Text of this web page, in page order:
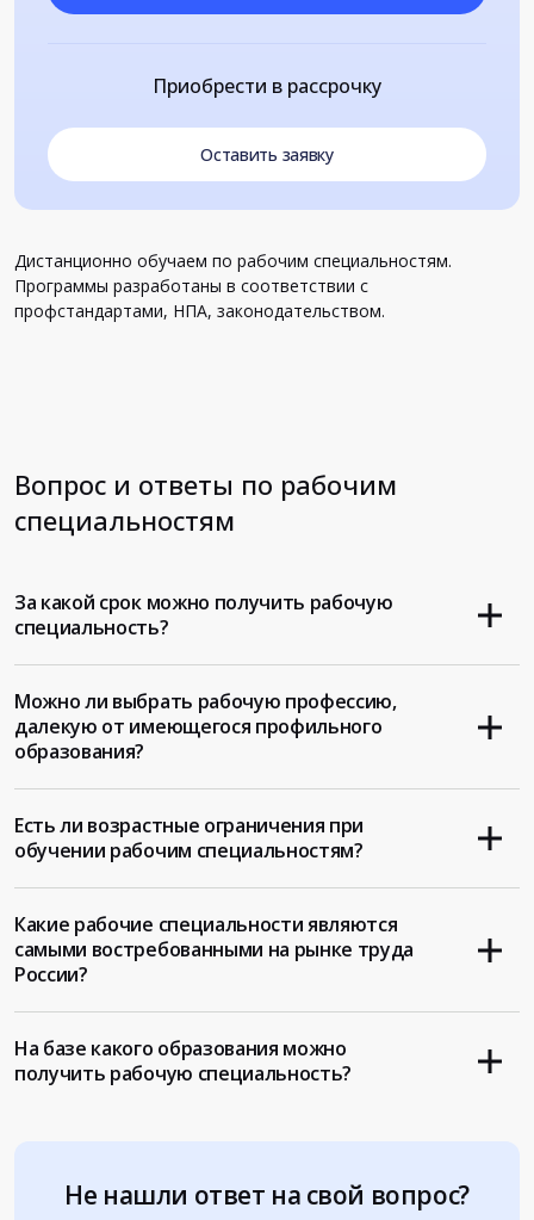
Приобрести в рассрочку
Оставить заявку
Дистанционно обучаем по рабочим специальностям.
Программы разработаны в соответствии с
профстандартами, НПА, законодательством.
Вопрос и ответы по рабочим
специальностям
Не нашли ответ на свой вопрос?
За какой срок можно получить рабочую
специальность?
Можно ли выбрать рабочую профессию,
далекую от имеющегося профильного
образования?
Есть ли возрастные ограничения при
обучении рабочим специальностям?
Какие рабочие специальности являются
самыми востребованными на рынке труда
России?
На базе какого образования можно
получить рабочую специальность?